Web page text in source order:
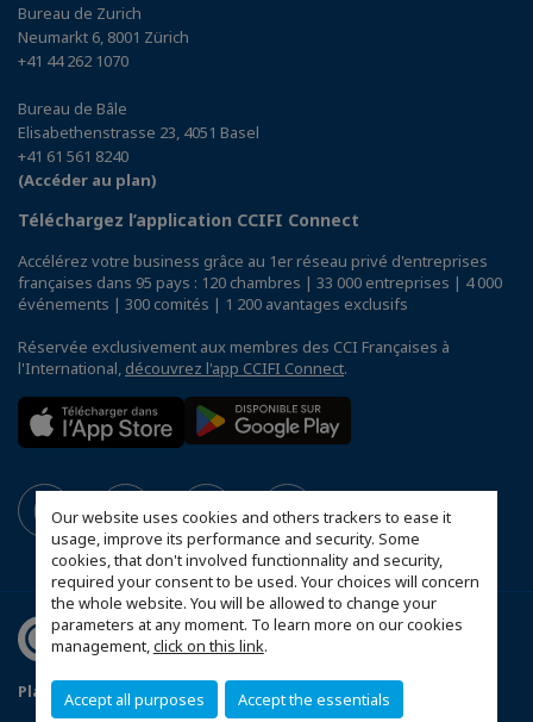
Our website uses cookies and others trackers to ease it
usage, improve its performance and security. Some
cookies, that don't involved functionnality and security,
required your consent to be used. Your choices will concern
the whole website. You will be allowed to change your
parameters at any moment. To learn more on our cookies
management,click on this link.
Accept all purposes Accept the essentials
Bureau de Zurich
Neumarkt 6, 8001 Zürich
+41 44 262 1070
Bureau de Bâle
Elisabethenstrasse 23, 4051 Basel
+41 61 561 8240
(Accéder au plan)
Téléchargez l’application CCIFI Connect
Accélérez votre business grâce au 1er réseau privé d'entreprises
françaises dans 95 pays : 120 chambres | 33 000 entreprises | 4 000
événements | 300 comités | 1 200 avantages exclusifs
Réservée exclusivement aux membres des CCI Françaises à
l'International, découvrez l'app CCIFI Connect.
Plan d'accès Genève
Mentions légales